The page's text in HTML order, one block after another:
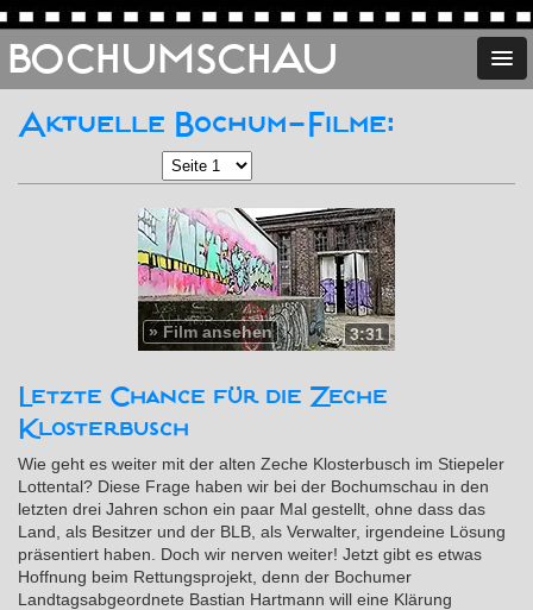
BOCHUMSCHAU
Aktuelle Bochum-Filme:
3:31
» Film ansehen
Letzte Chance für die Zeche
Klosterbusch
Wie geht es weiter mit der alten Zeche Klosterbusch im Stiepeler
Lottental? Diese Frage haben wir bei der Bochumschau in den
letzten drei Jahren schon ein paar Mal gestellt, ohne dass das
Land, als Besitzer und der BLB, als Verwalter, irgendeine Lösung
präsentiert haben. Doch wir nerven weiter! Jetzt gibt es etwas
Hoffnung beim Rettungsprojekt, denn der Bochumer
Landtagsabgeordnete Bastian Hartmann will eine Klärung